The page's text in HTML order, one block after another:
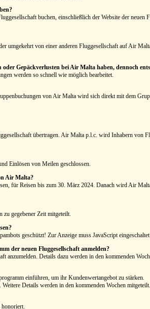
buchen, einschließlich der Website der
umgekehrt von einer anderen Fluggesellschaft auf Air
Gepäckverlusten bei Air Malta haben, dennoch
werden so schnell wie möglich bearbeitet.
von Air Malta wird sich direkt mit dem
übertragen. Air Malta p.l.c. wird Inhabern von
Einlösen von Meilen geschlossen.
Air Malta?
für Reisen bis zum 30. März 2024. Danach wird Air
gegebener Zeit mitgeteilt.
geschützt! Zur Anzeige muss JavaScript eingeschaltet
der neuen Fluggesellschaft anmelden?
anzumelden. Details dazu werden in den kommenden
einführen, um ihr Kundenwertangebot zu stärken.
Details werden in den kommenden Wochen mitgeteilt.